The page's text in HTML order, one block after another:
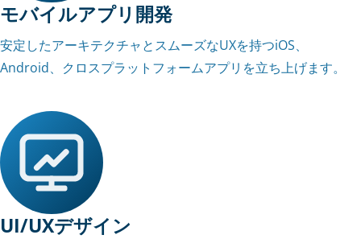
モバイルアプリ開発
安定したアーキテクチャとスムーズなUXを持つiOS、
Android、クロスプラットフォームアプリを立ち上げます。
UI/UXデザイン